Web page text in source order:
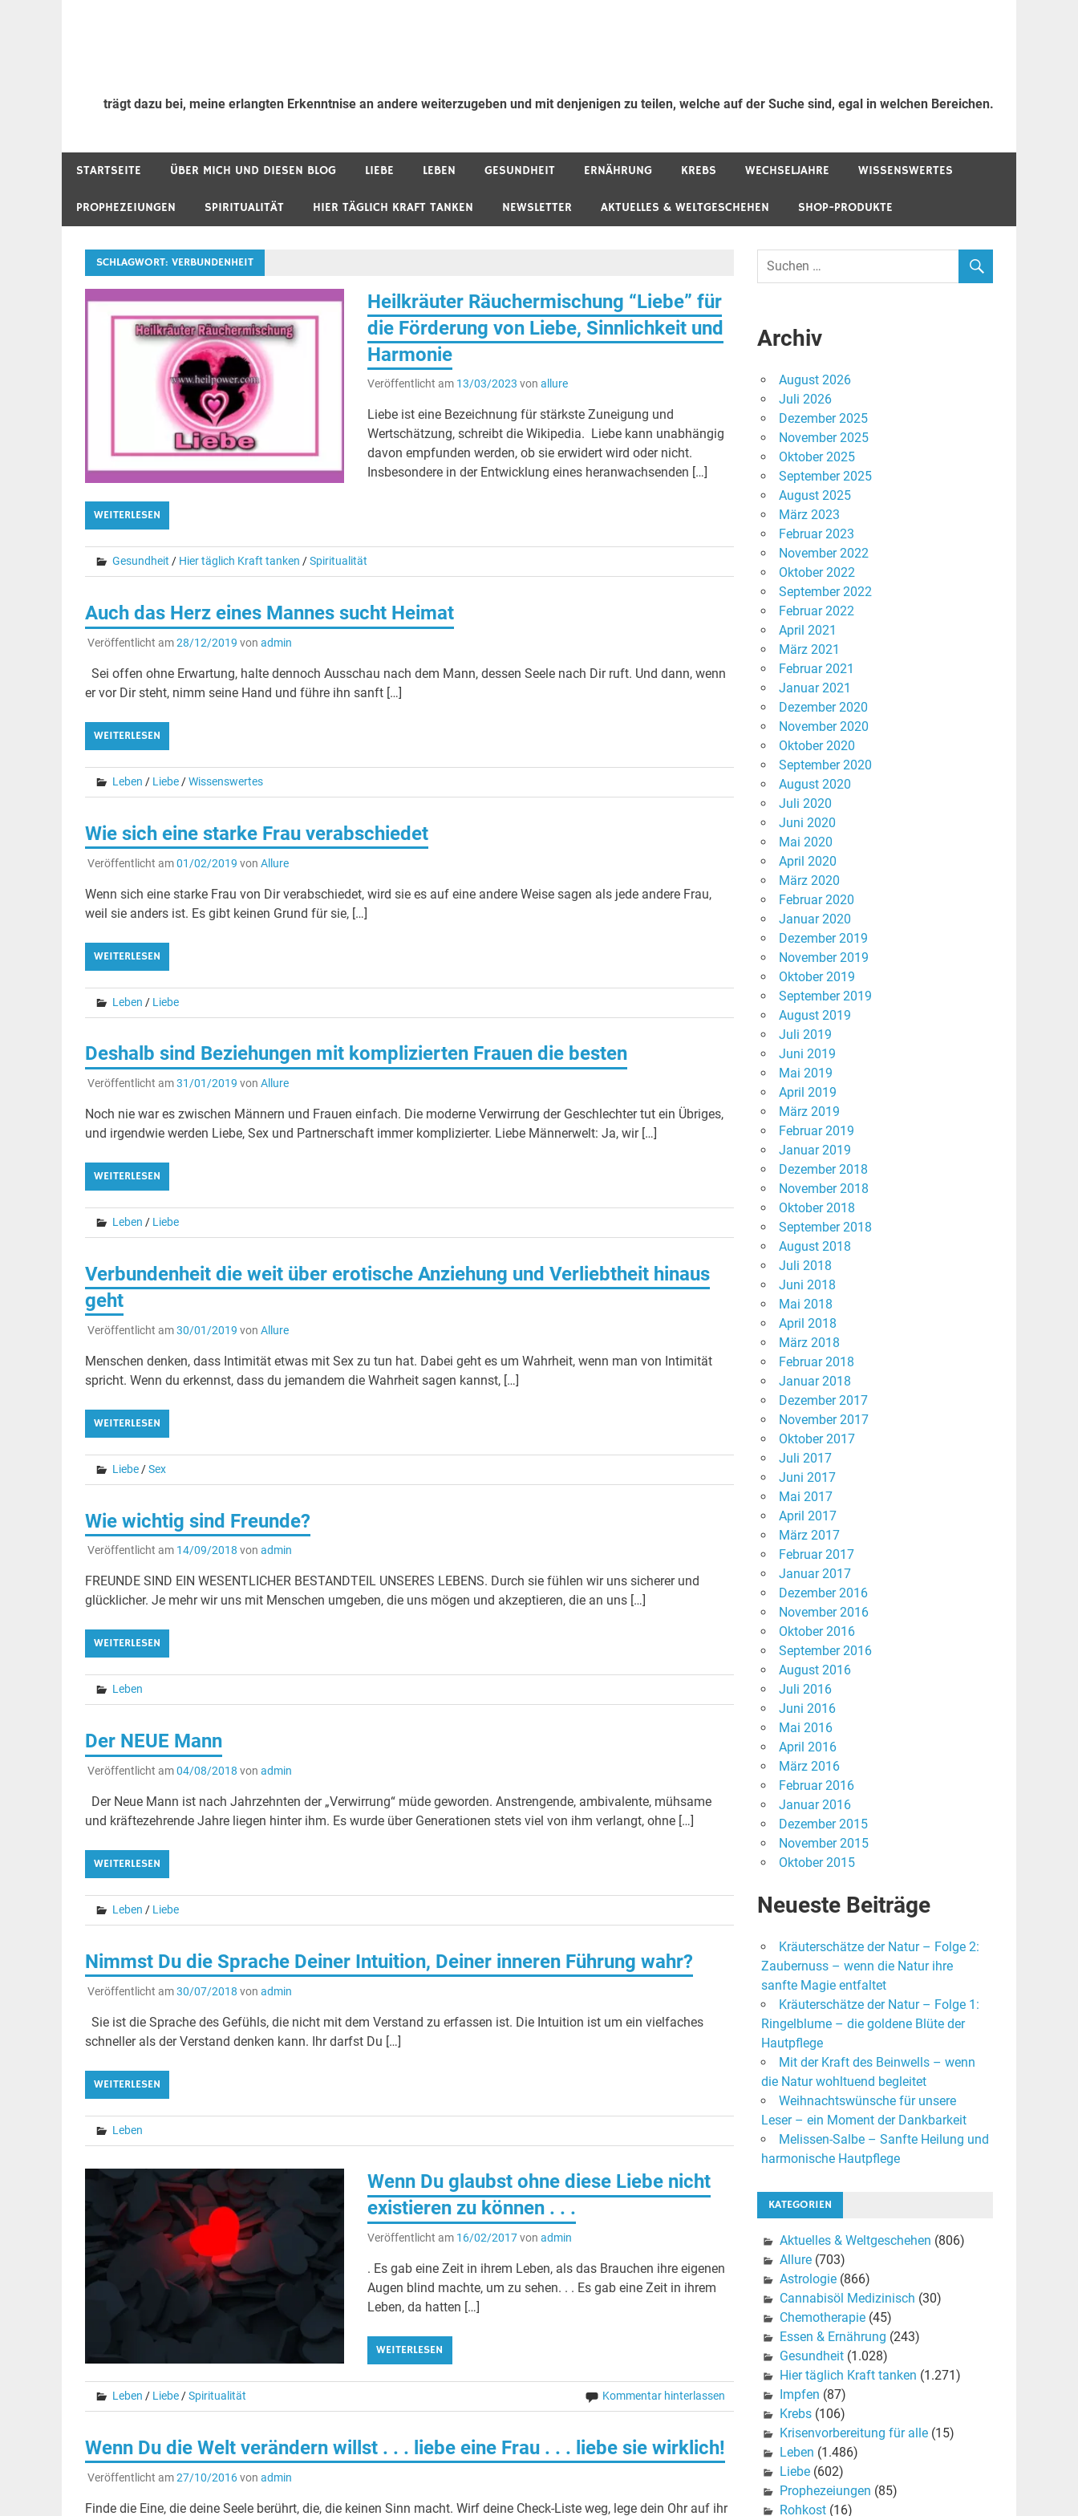
trägt dazu bei, meine erlangten Erkenntnise an andere weiterzugeben und mit denjenigen zu teilen, welche auf der Suche sind, egal in welchen Bereichen.
STARTSEITE ÜBER MICH UND DIESEN BLOG LIEBE LEBEN GESUNDHEIT ERNÄHRUNG KREBS WECHSELJAHRE WISSENSWERTES
PROPHEZEIUNGEN SPIRITUALITÄT HIER TÄGLICH KRAFT TANKEN NEWSLETTER AKTUELLES & WELTGESCHEHEN SHOP-PRODUKTE
SCHLAGWORT: VERBUNDENHEIT
Heilkräuter Räuchermischung “Liebe” für
die Förderung von Liebe, Sinnlichkeit und
Harmonie
Veröffentlicht am 13/03/2023 vonallure
Liebe ist eine Bezeichnung für stärkste Zuneigung und
Wertschätzung, schreibt die Wikipedia. Liebe kann unabhängig
davon empfunden werden, ob sie erwidert wird oder nicht.
Insbesondere in der Entwicklung eines heranwachsenden […]
WEITERLESEN
Gesundheit / Hier täglich Kraft tanken /Spiritualität
Auch das Herz eines Mannes sucht Heimat
Veröffentlicht am28/12/2019 von admin
Sei offen ohne Erwartung, halte dennoch Ausschau nach dem Mann, dessen Seele nach Dir ruft. Und dann, wenn
er vor Dir steht, nimm seine Hand und führe ihn sanft […]
WEITERLESEN
Leben / Liebe/Wissenswertes
Wie sich eine starke Frau verabschiedet
Veröffentlicht am01/02/2019 von Allure
Wenn sich eine starke Frau von Dir verabschiedet, wird sie es auf eine andere Weise sagen als jede andere Frau,
weil sie anders ist. Es gibt keinen Grund für sie, […]
WEITERLESEN
Leben / Liebe
Deshalb sind Beziehungen mit komplizierten Frauen die besten
Veröffentlicht am31/01/2019 von Allure
Noch nie war es zwischen Männern und Frauen einfach. Die moderne Verwirrung der Geschlechter tut ein Übriges,
und irgendwie werden Liebe, Sex und Partnerschaft immer komplizierter. Liebe Männerwelt: Ja, wir […]
WEITERLESEN
Leben / Liebe
Verbundenheit die weit über erotische Anziehung und Verliebtheit hinaus
geht
Veröffentlicht am30/01/2019 von Allure
Menschen denken, dass Intimität etwas mit Sex zu tun hat. Dabei geht es um Wahrheit, wenn man von Intimität
spricht. Wenn du erkennst, dass du jemandem die Wahrheit sagen kannst, […]
WEITERLESEN
Liebe/Sex
Wie wichtig sind Freunde?
Veröffentlicht am 14/09/2018 von admin
FREUNDE SIND EIN WESENTLICHER BESTANDTEIL UNSERES LEBENS. Durch sie fühlen wir uns sicherer und
glücklicher. Je mehr wir uns mit Menschen umgeben, die uns mögen und akzeptieren, die an uns […]
WEITERLESEN
Leben
Der NEUE Mann
Veröffentlicht am04/08/2018 von admin
Der Neue Mann ist nach Jahrzehnten der „Verwirrung“ müde geworden. Anstrengende, ambivalente, mühsame
und kräftezehrende Jahre liegen hinter ihm. Es wurde über Generationen stets viel von ihm verlangt, ohne […]
WEITERLESEN
Leben / Liebe
Nimmst Du die Sprache Deiner Intuition, Deiner inneren Führung wahr?
Veröffentlicht am30/07/2018 von admin
Sie ist die Sprache des Gefühls, die nicht mit dem Verstand zu erfassen ist. Die Intuition ist um ein vielfaches
schneller als der Verstand denken kann. Ihr darfst Du […]
WEITERLESEN
Leben
Wenn Du glaubst ohne diese Liebe nicht
existieren zu können . . .
Veröffentlicht am 16/02/2017vonadmin
. Es gab eine Zeit in ihrem Leben, als das Brauchen ihre eigenen
Augen blind machte, um zu sehen. . . Es gab eine Zeit in ihrem
Leben, da hatten […]
WEITERLESEN
Leben / Liebe/Spiritualität Kommentar hinterlassen
Wenn Du die Welt verändern willst . . . liebe eine Frau . . . liebe sie wirklich!
Veröffentlicht am27/10/2016von admin
Finde die Eine, die deine Seele berührt, die, die keinen Sinn macht. Wirf deine Check-Liste weg, lege dein Ohr auf ihr
Archiv
August 2026
Juli 2026
Dezember 2025
November 2025
Oktober 2025
September 2025
August 2025
März 2023
Februar 2023
November 2022
Oktober 2022
September 2022
Februar 2022
April 2021
März 2021
Februar 2021
Januar 2021
Dezember 2020
November 2020
Oktober 2020
September 2020
August 2020
Juli 2020
Juni 2020
Mai 2020
April 2020
März 2020
Februar 2020
Januar 2020
Dezember 2019
November 2019
Oktober 2019
September 2019
August 2019
Juli 2019
Juni 2019
Mai 2019
April 2019
März 2019
Februar 2019
Januar 2019
Dezember 2018
November 2018
Oktober 2018
September 2018
August 2018
Juli 2018
Juni 2018
Mai 2018
April 2018
März 2018
Februar 2018
Januar 2018
Dezember 2017
November 2017
Oktober 2017
Juli 2017
Juni 2017
Mai 2017
April 2017
März 2017
Februar 2017
Januar 2017
Dezember 2016
November 2016
Oktober 2016
September 2016
August 2016
Juli 2016
Juni 2016
Mai 2016
April 2016
März 2016
Februar 2016
Januar 2016
Dezember 2015
November 2015
Oktober 2015
Neueste Beiträge
Kräuterschätze der Natur – Folge 2:
Zaubernuss – wenn die Natur ihre
sanfte Magie entfaltet
Kräuterschätze der Natur – Folge 1:
Ringelblume – die goldene Blüte der
Hautpflege
Mit der Kraft des Beinwells – wenn
die Natur wohltuend begleitet
Weihnachtswünsche für unsere
Leser – ein Moment der Dankbarkeit
Melissen-Salbe – Sanfte Heilung und
harmonische Hautpflege
KATEGORIEN
Aktuelles & Weltgeschehen (806)
Allure(703)
Astrologie(866)
Cannabisöl Medizinisch (30)
Chemotherapie(45)
Essen & Ernährung (243)
Gesundheit(1.028)
Hier täglich Kraft tanken (1.271)
Impfen (87)
Krebs(106)
Krisenvorbereitung für alle(15)
Leben (1.486)
Liebe(602)
Prophezeiungen (85)
Rohkost(16)